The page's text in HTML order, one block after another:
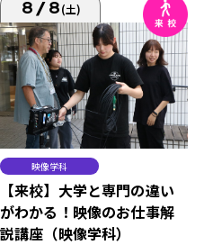
8/8(土)
映像学科
【来校】大学と専門の違い
がわかる！映像のお仕事解
説講座（映像学科）